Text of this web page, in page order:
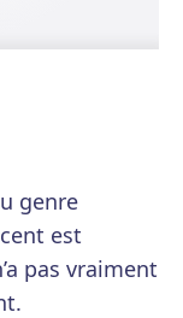
genre
est
pas vraiment